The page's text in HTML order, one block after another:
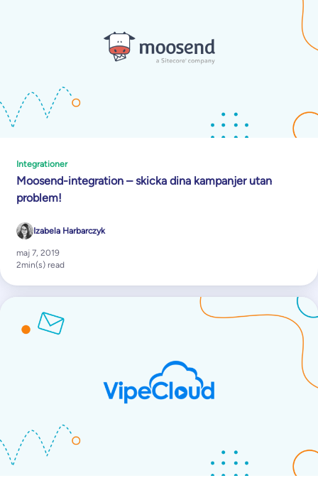
Integrationer
Moosend-integration – skicka dina kampanjer utan
problem!
Izabela Harbarczyk
maj 7, 2019
2min(s) read